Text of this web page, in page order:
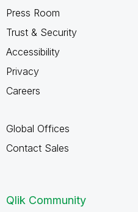
Press Room
Trust & Security
Accessibility
Privacy
Careers
Global Offices
Contact Sales
Qlik Community